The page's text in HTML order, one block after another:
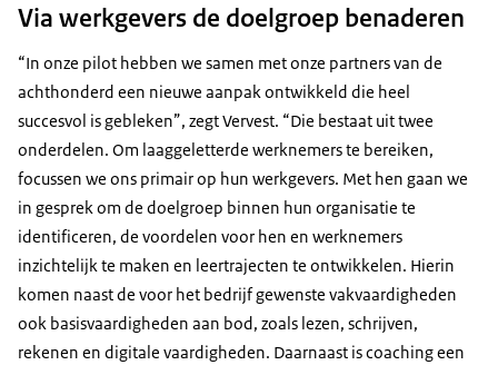
Via werkgevers de doelgroep benaderen
“In onze pilot hebben we samen met onze partners van de
achthonderd een nieuwe aanpak ontwikkeld die heel
succesvol is gebleken”, zegt Vervest. “Die bestaat uit twee
onderdelen. Om laaggeletterde werknemers te bereiken,
focussen we ons primair op hun werkgevers. Met hen gaan we
in gesprek om de doelgroep binnen hun organisatie te
identificeren, de voordelen voor hen en werknemers
inzichtelijk te maken en leertrajecten te ontwikkelen. Hierin
komen naast de voor het bedrijf gewenste vakvaardigheden
ook basisvaardigheden aan bod, zoals lezen, schrijven,
rekenen en digitale vaardigheden. Daarnaast is coaching een